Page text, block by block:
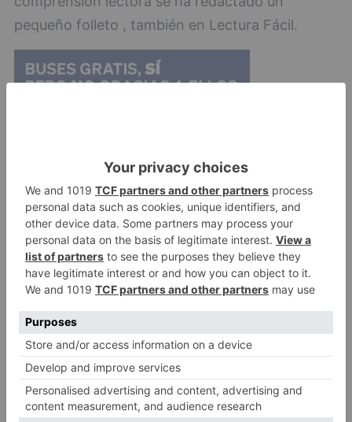
pequeño folleto , también en Lectura Fácil.
Más información en el portal de bibliotecas de
biblioteca castilla león
servicios
virtuales selección libros
lectura
fácil